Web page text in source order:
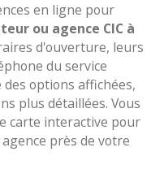
en ligne pour
ou agence CIC à
d'ouverture, leurs
du service
options affichées,
plus détaillées. Vous
carte interactive pour
près de votre